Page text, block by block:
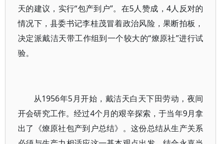
天的建议，实行“包产到户”。在5人赞成，4人反对的
情况下，县委书记李桂茂冒着政治风险，果断拍板，
决定派戴洁天带工作组到一个较大的“燎原社”进行试
验。
从1956年5月开始，戴洁天白天下田劳动，夜间
开会研究工作。经过4个月的艰辛探索，于当年9月拿
出了《燎原社包产到户总结》。这份总结从生产关系